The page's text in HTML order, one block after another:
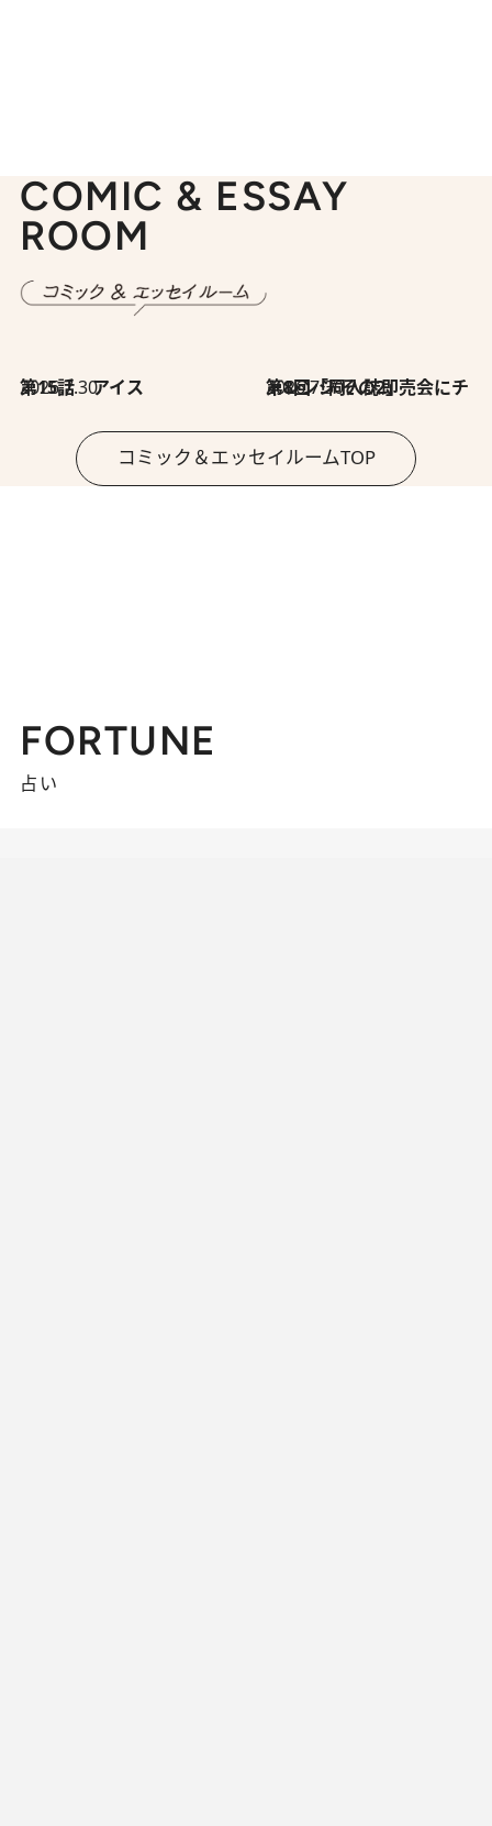
COMIC & ESSAY
ROOM
2026.7.30
第15話 アイス 2026.7.30
第8回「同人誌即売会にチャレンジ その2」
コミック＆エッセイルームTOP
FORTUNE
占い